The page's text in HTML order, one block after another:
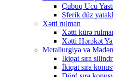
Çubuq Ucu
Sferik düz
Xətti rulman
Xətti kürə
Xətti Hərəkət
Metallurgiya və Mədən
İkiqat sıra
İkiqat sıra